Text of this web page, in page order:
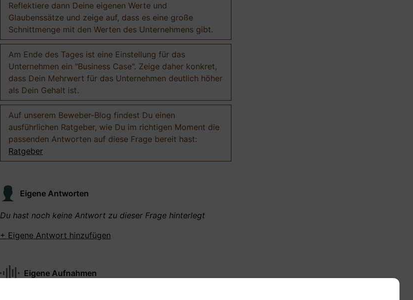
Reflektiere dann Deine eigenen Werte und
Glaubenssätze und zeige auf, dass es eine große
Schnittmenge mit den Werten des Unternehmens gibt.
Am Ende des Tages ist eine Einstellung für das
Unternehmen ein "Business Case". Zeige daher konkret,
dass Dein Mehrwert für das Unternehmen deutlich höher
als Dein Gehalt ist.
Auf unserem Beweber-Blog findest Du einen
ausführlichen Ratgeber, wie Du im richtigen Moment die
passenden Antworten auf diese Frage bereit hast:
Ratgeber
Eigene Antworten
Du hast noch keine Antwort zu dieser Frage hinterlegt
+ Eigene Antwort hinzufügen
Eigene Aufnahmen